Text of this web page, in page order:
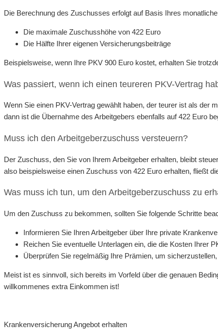
Die Berechnung des Zuschusses erfolgt auf Basis Ihres
Die maximale Zuschusshöhe von 422 Euro
Die Hälfte Ihrer eigenen Versicherungsbeiträge
Beispielsweise, wenn Ihre PKV 900 Euro kostet, erhalten Sie
Was passiert, wenn ich einen teureren PKV-Vertrag
Wenn Sie einen PKV-Vertrag gewählt haben, der teurer ist als der
dann ist die Übernahme des Arbeitgebers ebenfalls auf 422 Euro
Muss ich den Arbeitgeberzuschuss versteuern?
Der Zuschuss, den Sie von Ihrem Arbeitgeber erhalten, bleibt
also beispielsweise einen Zuschuss von 422 Euro erhalten, fließt
Was muss ich tun, um den Arbeitgeberzuschuss zu
Um den Zuschuss zu bekommen, sollten Sie folgende Schritte
Informieren Sie Ihren Arbeitgeber über Ihre private
Reichen Sie eventuelle Unterlagen ein, die die Kosten Ihrer
Überprüfen Sie regelmäßig Ihre Prämien, um
Meist ist es sinnvoll, sich bereits im Vorfeld über die genauen
willkommenes extra Einkommen ist!
Krankenversicherung Angebot erhalten